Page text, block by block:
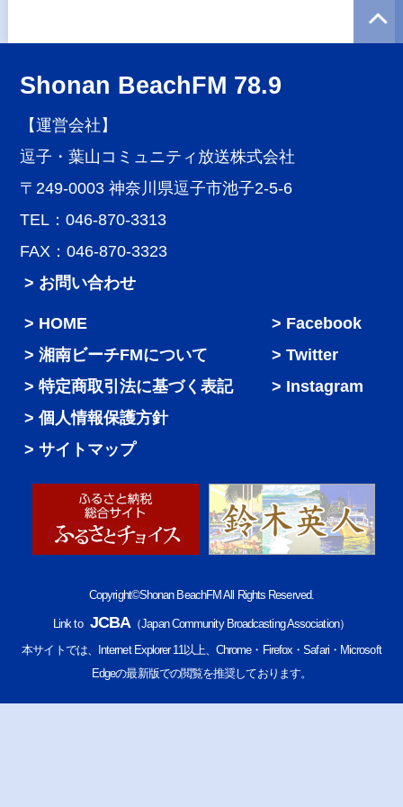
Shonan BeachFM 78.9
【運営会社】
逗子・葉山コミュニティ放送株式会社
〒249-0003 神奈川県逗子市池子2-5-6
TEL：046-870-3313
FAX：046-870-3323
> お問い合わせ
HOME
湘南ビーチFMについて
特定商取引法に基づく表記
個人情報保護方針
サイトマップ
Facebook
Twitter
Instagram
Copyright©Shonan BeachFM All Rights Reserved.
Link to JCBA（Japan Community Broadcasting Association）
本サイトでは、Internet Explorer 11以上、Chrome・Firefox・Safari・Microsoft
Edgeの最新版での閲覧を推奨しております。